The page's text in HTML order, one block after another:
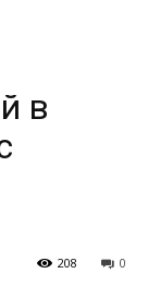
в
0
208